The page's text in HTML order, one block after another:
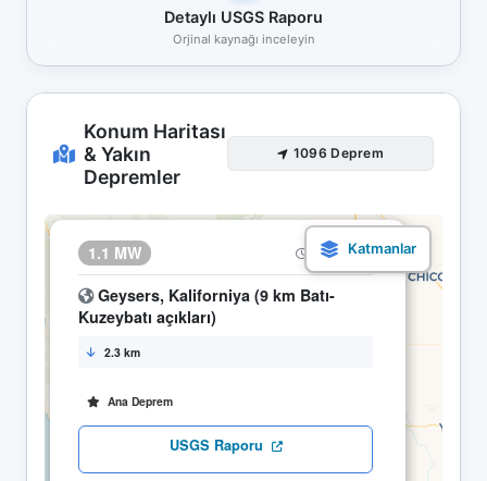
Detaylı USGS Raporu
Orjinal kaynağı inceleyin
Konum Haritası
& Yakın
Depremler
1096 Deprem
1.1 MW 20.04 01:54
Geysers, Kaliforniya (9 km Batı-
Kuzeybatı açıkları)
2.3 km
Ana Deprem
USGS Raporu
×